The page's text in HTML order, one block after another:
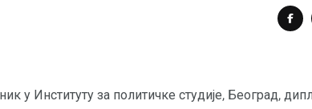
у Институту за политичке студије, Београд,